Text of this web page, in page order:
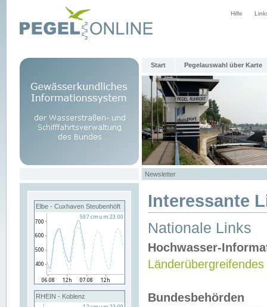
Hilfe
Start Pegelauswahl über Karte
Newsletter
Elbe - Cuxhaven Steubenhöft
RHEIN - Koblenz
Interessante
Nationale Links
Hochwasser-
Bundesbehörden